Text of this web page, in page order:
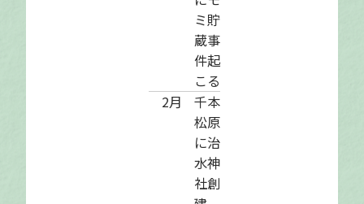
ミ貯
蔵事
件起
こる
2月
千本
松原
に治
水神
社創